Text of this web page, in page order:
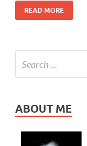
READ MORE
ABOUT ME